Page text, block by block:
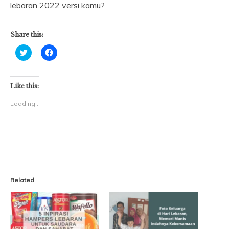
lebaran 2022 versi kamu?
Share this:
Click
to
Twitter
(Opens
in
window)
Click
to
Like this:
Loading...
Related